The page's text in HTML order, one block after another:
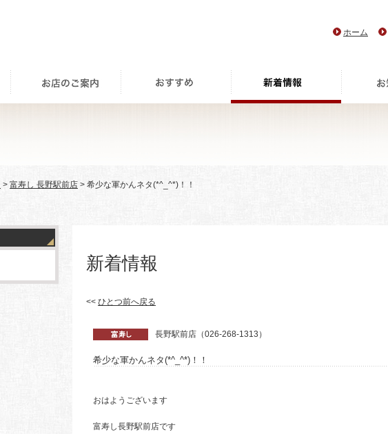
ホーム
> 富寿し 長野駅前店 > 希少な軍かんネタ(*^_^*)！！
新着情報
<< ひとつ前へ戻る
長野駅前店（026-268-1313）
希少な軍かんネタ(*^_^*)！！
おはようございます
富寿し長野駅前店です